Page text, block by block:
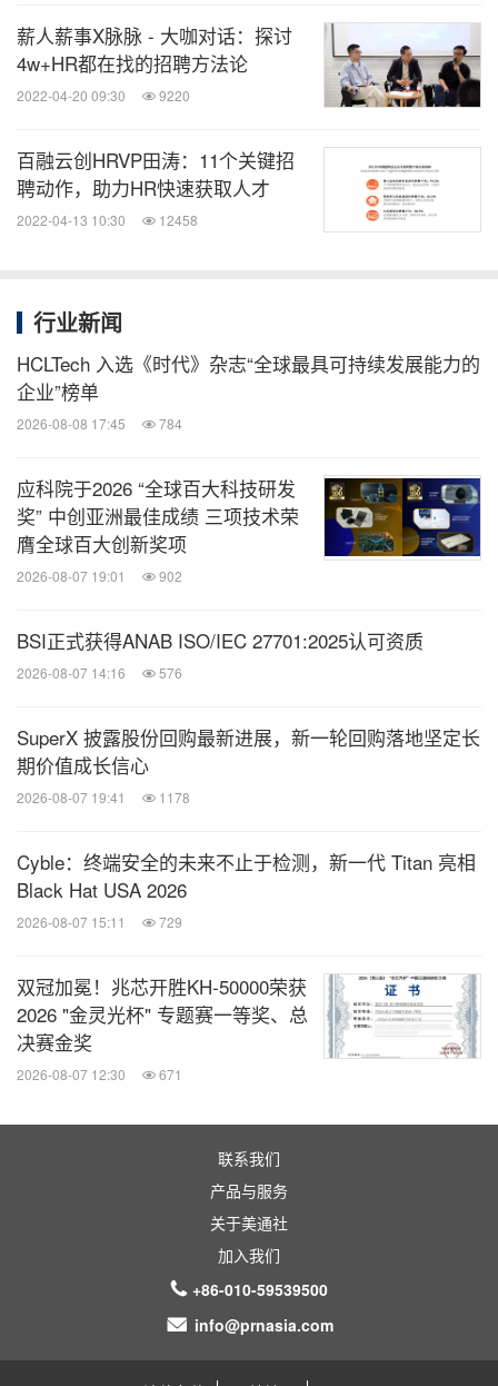
微信公众号“全球TMT”发布全球互联网、科
技、媒体、通讯企业的经营动态、财报信
息、企业并购消息。扫描二维码，立即订
阅！
关键词： 电脑软件 电脑/电子
劳动力与人力资源
分享到：
薪人薪事X脉脉 - 大咖对话：探讨
4w+HR都在找的招聘方法论
2022-04-20 09:30 9220
百融云创HRVP田涛：11个关键招
聘动作，助力HR快速获取人才
2022-04-13 10:30 12458
行业新闻
HCLTech 入选《时代》杂志“全球最具可持续发展能力的
企业”榜单
2026-08-08 17:45 784
应科院于2026 “全球百大科技研发
奖” 中创亚洲最佳成绩 三项技术荣
膺全球百大创新奖项
2026-08-07 19:01 902
BSI正式获得ANAB ISO/IEC 27701:2025认可资质
2026-08-07 14:16 576
SuperX 披露股份回购最新进展，新一轮回购落地坚定长
期价值成长信心
2026-08-07 19:41 1178
Cyble：终端安全的未来不止于检测，新一代 Titan 亮相
Black Hat USA 2026
2026-08-07 15:11 729
双冠加冕！兆芯开胜KH‑50000荣获
2026 "金灵光杯" 专题赛一等奖、总
决赛金奖
2026-08-07 12:30 671
联系我们
产品与服务
关于美通社
加入我们
+86-010-59539500
info@prnasia.com